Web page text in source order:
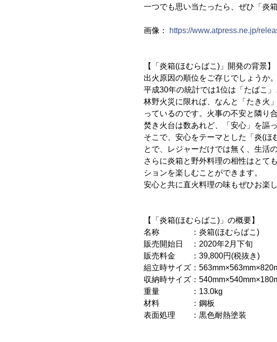
一つでも思い当たったら、ぜひ「炎
画像： https://www.atpress.ne.jp/
【「炎箱(ほむらばこ)」開発の背景】
出火原因の順位をご存じでしょうか。
平成30年の統計では1位は「たばこ
林野火災に限れば、なんと「たき火
っているのです。火事の不安と隣り
焚き火台は数あれど、「安心」を謳
そこで、安心をテーマとした「炎(ほ
とで、レジャーだけでは無く、生活
さらに炎箱と野外料理の相性はとて
ションを楽しむことができます。
安心と共に直火料理の味もぜひお楽し
【「炎箱(ほむらばこ)」の概要】
名称 ：炎箱(ほむらばこ)
販売開始日 ：2020年2月下旬
販売料金 ：39,800円(税抜き)
組立時サイズ：
収納時サイズ：
重量 ：13.0kg
材料 ：鋼板
表面処理 ：黒色耐熱塗装